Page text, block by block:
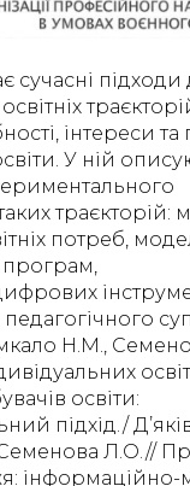
сучасні
інтереси
У ній
траєкторій:
потреб,
програм,
педагогічного
Н.М.,
освіти:
підхід./
Л.О.//